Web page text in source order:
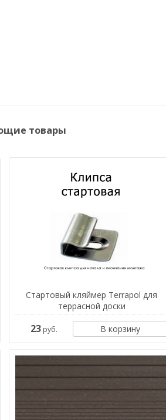
товары
Стартовый кляймер Terrapol для
террасной доски
23 руб. В корзину